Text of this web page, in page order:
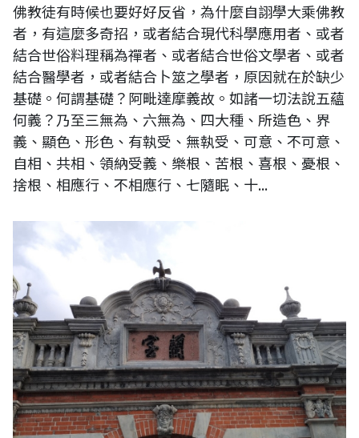
佛教徒有時候也要好好反省，為什麼自詡學大乘佛教
者，有這麼多奇招，或者結合現代科學應用者、或者
結合世俗料理稱為禪者、或者結合世俗文學者、或者
結合醫學者，或者結合卜筮之學者，原因就在於缺少
基礎。何謂基礎？阿毗達摩義故。如諸一切法說五蘊
何義？乃至三無為、六無為、四大種、所造色、界
義、顯色、形色、有執受、無執受、可意、不可意、
自相、共相、領納受義、樂根、苦根、喜根、憂根、
捨根、相應行、不相應行、七隨眠、十...